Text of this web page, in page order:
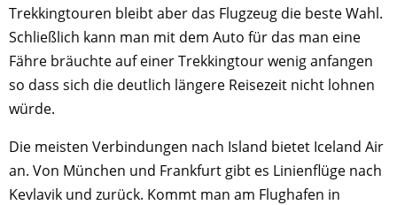
Trekkingtouren bleibt aber das Flugzeug die beste Wahl.
Schließlich kann man mit dem Auto für das man eine
Fähre bräuchte auf einer Trekkingtour wenig anfangen
so dass sich die deutlich längere Reisezeit nicht lohnen
würde.
Die meisten Verbindungen nach Island bietet Iceland Air
an. Von München und Frankfurt gibt es Linienflüge nach
Kevlavik und zurück. Kommt man am Flughafen in